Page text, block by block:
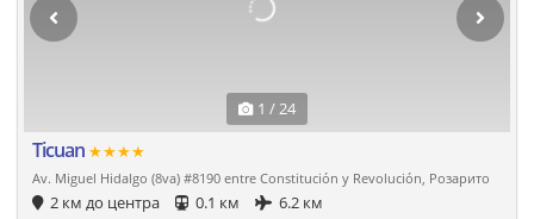
1 / 24
Ticuan ★★★★
Av. Miguel Hidalgo (8va) #8190 entre Constitución y Revolución, Розарито
2 км до центра 0.1 км
6.2 км